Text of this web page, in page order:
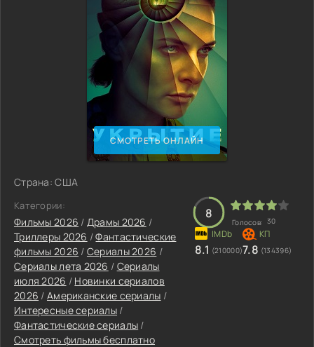
СМОТРЕТЬ ОНЛАЙН
Страна: США
Категории:
Фильмы 2026 / Драмы 2026 /
Триллеры 2026 /Фантастические
фильмы 2026 / Сериалы 2026 /
Сериалы лета 2026 / Сериалы
июля 2026 / Новинки сериалов
2026 / Американские сериалы /
Интересные сериалы /
Фантастические сериалы /
Смотреть фильмы бесплатно
8
Голосов: 30
8.1 (210000)7.8 (134396)